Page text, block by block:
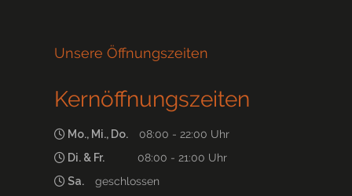
Unsere Öffnungszeiten
Kernöffnungszeiten
Mo., Mi., Do.
08:00 - 22:00 Uhr
Di. & Fr.
08:00 - 21:00 Uhr
Sa.
geschlossen